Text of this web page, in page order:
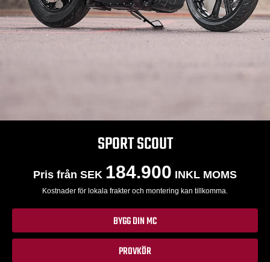
SPORT SCOUT
Pris från SEK 184.900 INKL MOMS
Kostnader för lokala frakter och montering kan tillkomma.
BYGG DIN MC
PROVKÖR